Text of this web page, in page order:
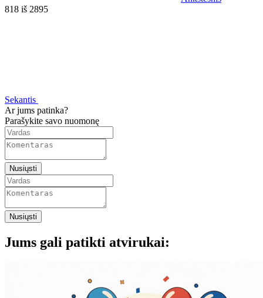
818 iš 2895
Sekantis
Ar jums patinka?
Parašykite savo nuomonę
Nusiųsti
Nusiųsti
Jums gali patikti atvirukai: